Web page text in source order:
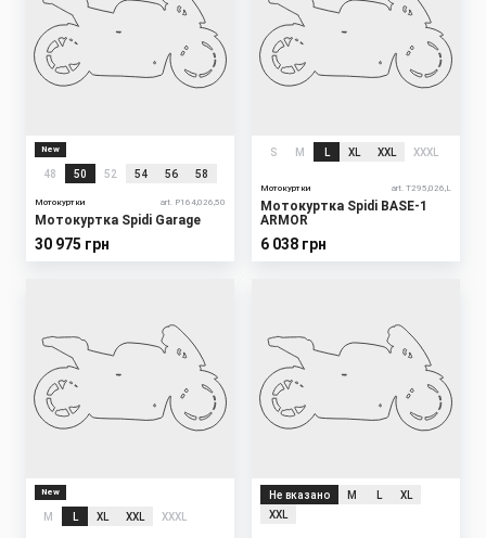
New
48 50 52 54 56 58
Мотокуртки art. P164,026,50
Мотокуртка Spidi Garage
30 975 грн
S M XL XXL XXXL
Мотокуртки art. T295,026,L
Мотокуртка Spidi BASE-1
ARMOR
6 038 грн
New
M XL XXL XXXL
Не вказано M
XL
XXL